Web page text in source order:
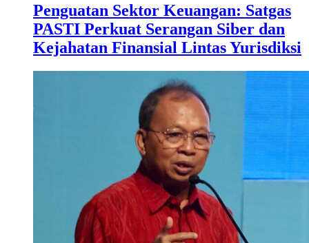
Penguatan Sektor Keuangan: Satgas
PASTI Perkuat Serangan Siber dan
Kejahatan Finansial Lintas Yurisdiksi